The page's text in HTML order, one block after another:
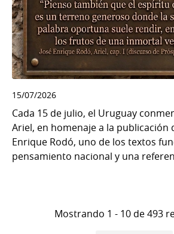
15/07/2026
Cada 15 de julio, el Uruguay
Ariel, en homenaje a la publicación
Enrique Rodó, uno de los textos
pensamiento nacional y una
Mostrando 1 - 10 de 493